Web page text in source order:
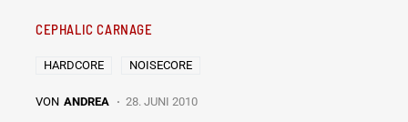
CEPHALIC CARNAGE
HARDCORE NOISECORE
VON ANDREA 28. JUNI 2010